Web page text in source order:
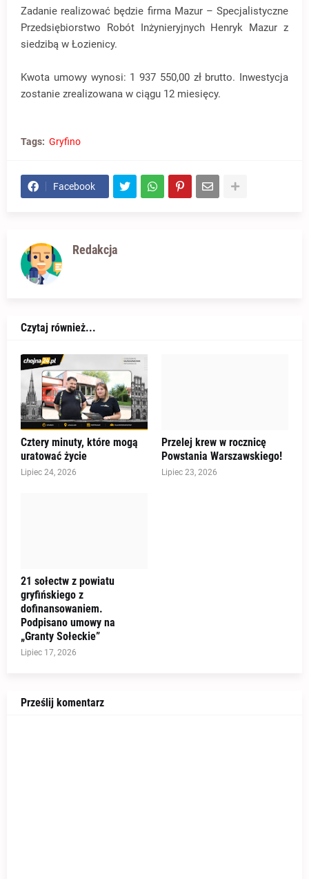
Zadanie realizować będzie firma Mazur – Specjalistyczne
Przedsiębiorstwo Robót Inżynieryjnych Henryk Mazur z
siedzibą w Łozienicy.
Kwota umowy wynosi: 1 937 550,00 zł brutto. Inwestycja
zostanie zrealizowana w ciągu 12 miesięcy.
Tags: Gryfino
Facebook
Redakcja
Czytaj również...
Cztery minuty, które mogą
uratować życie
Lipiec 24, 2026
Przelej krew w rocznicę
Powstania Warszawskiego!
Lipiec 23, 2026
21 sołectw z powiatu
gryfińskiego z
dofinansowaniem.
Podpisano umowy na
„Granty Sołeckie”
Lipiec 17, 2026
Prześlij komentarz